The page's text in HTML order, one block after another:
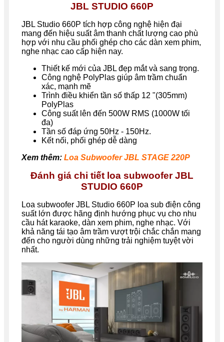
JBL STUDIO 660P
JBL Studio 660P tích hợp công nghệ hiện đại
mang đến hiệu suất âm thanh chất lượng cao phù
hợp với nhu cầu phối ghép cho các dàn xem phim,
nghe nhạc cao cấp hiện nay.
Thiết kế mới của JBL đẹp mắt và sang trọng.
Công nghệ PolyPlas giúp âm trầm chuẩn
xác, mạnh mẽ
Trình điều khiển tần số thấp 12 "(305mm)
PolyPlas
Công suất lên đến 500W RMS (1000W tối
đa)
Tần số đáp ứng 50Hz - 150Hz.
Kết nối, phối ghép dễ dàng
Xem thêm: Loa Subwoofer JBL STAGE 220P
Đánh giá chi tiết loa subwoofer JBL
STUDIO 660P
Loa subwoofer JBL Studio 660P loa sub điện công
suất lớn được hãng định hướng phục vụ cho nhu
cầu hát karaoke, dàn xem phim, nghe nhạc. Với
khả năng tái tạo âm trầm vượt trội chắc chắn mang
đến cho người dùng những trải nghiệm tuyệt vời
nhất.